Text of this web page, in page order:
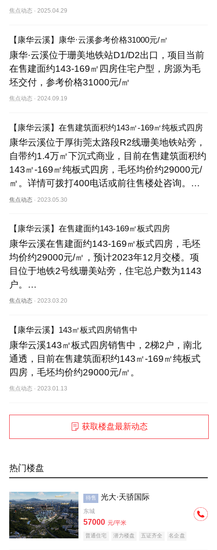
焦点动态 ·2025.04.29
【康华云溪】康华·云溪参考价格31000元/㎡
康华·云溪位于珊美地铁站D1/D2出口，项目当前
在售建面约143-169㎡四房住宅户型，房源为毛
坯交付，参考价格31000元/㎡
焦点动态 · 2024.09.19
【康华云溪】在售建筑面积约143㎡-169㎡纯板式四房
康华云溪位于厚街莞太路段R2线珊美地铁站旁，
自带约1.4万㎡下沉式商业，目前在售建筑面积约
143㎡-169㎡纯板式四房，毛坯均价约29000元/
㎡。详情可拨打400电话或前往售楼处咨询。…
焦点动态 · 2023.05.30
【康华云溪】在售建面约143-169㎡板式四房
康华云溪在售建面约143-169㎡板式四房，毛坯
均价约29000元/㎡，预计2023年12月交楼。项
目位于地铁2号线珊美站旁，住宅总户数为1143
户。…
焦点动态 ·2023.03.20
【康华云溪】143㎡板式四房销售中
康华云溪143㎡板式四房销售中，2梯2户，南北
通透，目前在售建筑面积约143㎡-169㎡纯板式
四房，毛坯均价约29000元/㎡。
焦点动态 ·2023.01.13
获取楼盘最新动态
热门楼盘
待售 光大·天骄国际
东城
57000 元/平米
普通住宅 潜力楼盘 五证齐全 名企盘